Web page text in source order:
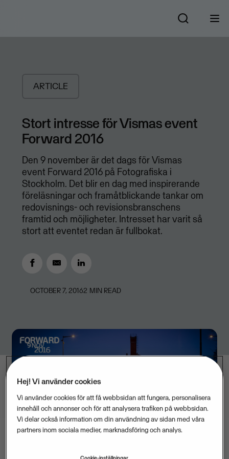
ARTICLE
Stort intresse för Vismas event
Forward 2016
Den 9 november är det dags för Vismas
event Forward 2016 på Fotografiska i
Stockholm. Det blir en dag med inspirerande
föreläsningar och framåtblickande tankar om
redovisnings- och revisionsbranschens
framtid och möjligheter. Intresset har varit så
stort att eventet redan är fullbokat.
OCTOBER 7, 20162 MIN READ
Den 9 november är det dags för Vismas event
Hej! Vi använder cookies
Vi använder cookies för att få webbsidan att fungera, personalisera
innehåll och annonser och för att analysera trafiken på webbsidan.
Vi delar också information om din användning av sidan med våra
partners inom sociala medier, marknadsföring och analys.